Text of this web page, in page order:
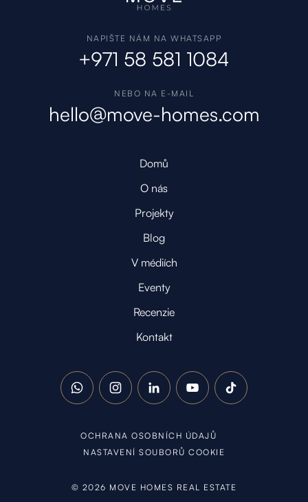
NAPIŠTE NÁM NA WHATSAPP
+971 58 581 1084
NEBO NA E-MAIL
hello@move-homes.com
Domů
O nás
Projekty
Blog
V médiích
Eventy
Recenzie
Kontakt
WhatsAppInstagramLinkedInYouTubeTikTok
OCHRANA OSOBNÍCH ÚDAJŮ
NASTAVENÍ SOUBORŮ COOKIE
© 2026 MOVE HOMES REAL ESTATE